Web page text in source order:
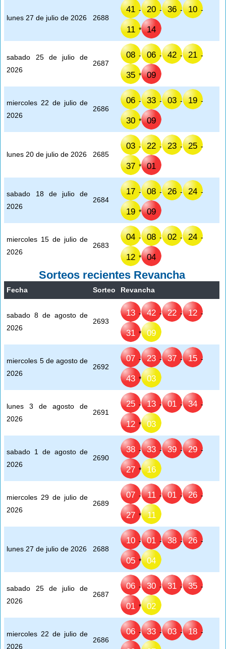
lunes 27 de julio de 2026 2688
41 - 20 - 36 - 10 -
11 * 14
sabado 25 de julio de
2026
2687
08 - 06 - 42 - 21 -
35 * 09
miercoles 22 de julio de
2026
2686
06 - 33 - 03 - 19 -
30 * 09
lunes 20 de julio de 2026 2685
03 - 22 - 23 - 25 -
37 * 01
sabado 18 de julio de
2026
2684
17 - 08 - 26 - 24 -
19 * 09
miercoles 15 de julio de
2026
2683
04 - 08 - 02 - 24 -
12 * 04
Sorteos recientes Revancha
Fecha Sorteo Revancha
sabado 8 de agosto de
2026
2693
13 - 42 - 22 - 12 -
31 * 09
miercoles 5 de agosto de
2026
2692
07 - 23 - 37 - 15 -
43 * 03
lunes 3 de agosto de
2026
2691
25 - 13 - 01 - 34 -
12 * 03
sabado 1 de agosto de
2026
2690
38 - 33 - 39 - 29 -
27 * 16
miercoles 29 de julio de
2026
2689
07 - 11 - 01 - 26 -
27 * 11
lunes 27 de julio de 2026 2688
10 - 01 - 38 - 26 -
05 * 04
sabado 25 de julio de
2026
2687
06 - 30 - 31 - 35 -
01 * 02
miercoles 22 de julio de
2026
2686
06 - 33 - 03 - 18 -